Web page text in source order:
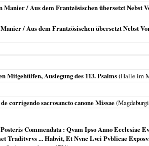
/ Aus dem Frantzösischen übersetzt Nebst
/ Aus dem Frantzösischen übersetzt Nebst
Mitgehülfen, Auslegung des 113. Psalms(Halle im
corrigendo sacrosancto canone Missae(Magdeburgi
Commendata : Qvam Ipso Anno Ecclesiae
... Habvit, Et Nvnc Lvci Pvblicae